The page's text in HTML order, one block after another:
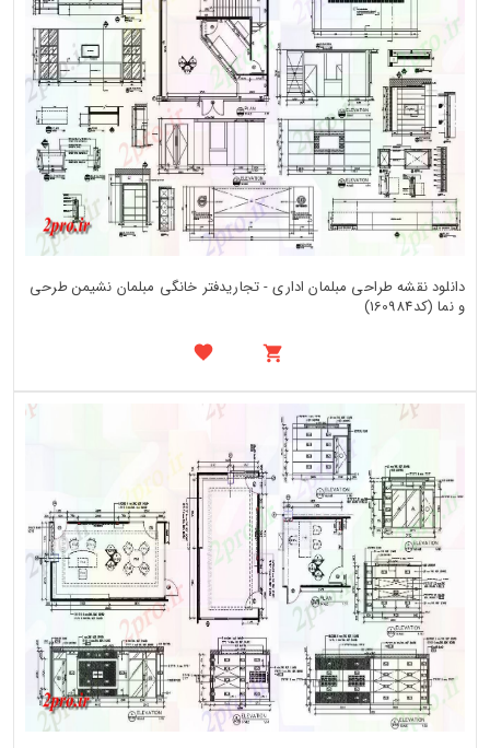
دانلود نقشه طراحی مبلمان اداری - تجاریدفتر خانگی مبلمان نشیمن طرحی
و نما (کد160984)